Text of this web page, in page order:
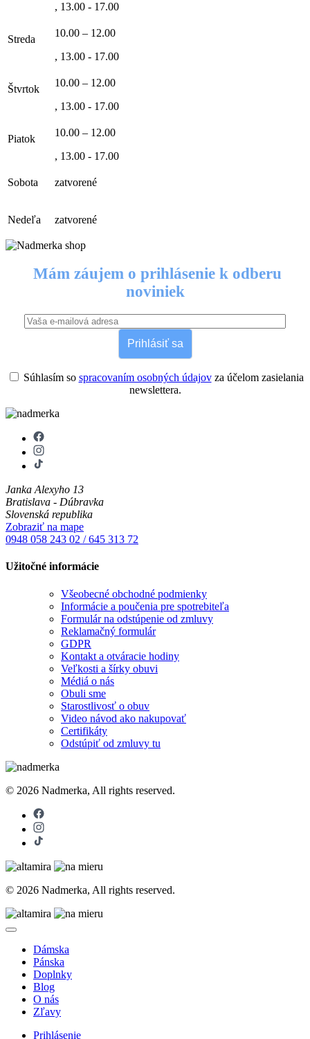
, 13.00 - 17.00
Streda
10.00 – 12.00
, 13.00 - 17.00
Štvrtok
10.00 – 12.00
, 13.00 - 17.00
Piatok
10.00 – 12.00
, 13.00 - 17.00
Sobota zatvorené
Nedeľa zatvorené
Mám záujem o prihlásenie k odberu
noviniek
Prihlásiť sa
Súhlasím so spracovaním osobných údajovza účelom zasielania
newslettera.
Janka Alexyho 13
Bratislava - Dúbravka
Slovenská republika
Zobraziť na mape
0948 058 243 02 / 645 313 72
Užitočné informácie
Všeobecné obchodné podmienky
Informácie a poučenia pre spotrebiteľa
Formulár na odstúpenie od zmluvy
Reklamačný formulár
GDPR
Kontakt a otváracie hodiny
Veľkosti a šírky obuvi
Médiá o nás
Obuli sme
Starostlivosť o obuv
Video návod ako nakupovať
Certifikáty
Odstúpiť od zmluvy tu
© 2026 Nadmerka, All rights reserved.
© 2026 Nadmerka, All rights reserved.
Dámska
Pánska
Doplnky
Blog
O nás
Zľavy
Prihlásenie